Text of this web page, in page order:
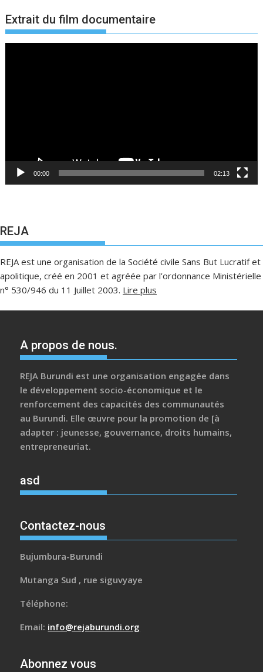
Extrait du film documentaire
00:00 02:13
REJA
REJA est une organisation de la Société civile Sans But Lucratif et
apolitique, créé en 2001 et agréée par l’ordonnance Ministérielle
n° 530/946 du 11 Juillet 2003. Lire plus
A propos de nous.
REJA Burundi est une organisation engagée dans
le développement socio-économique et le
renforcement des capacités des communautés
au Burundi. Elle œuvre pour la promotion de [à
adapter : jeunesse, gouvernance, droits humains,
entrepreneuriat.
asd
Contactez-nous
Bujumbura-Burundi
Mutanga Sud , rue siguvyaye
Téléphone:
Email: info@rejaburundi.org
Abonnez vous